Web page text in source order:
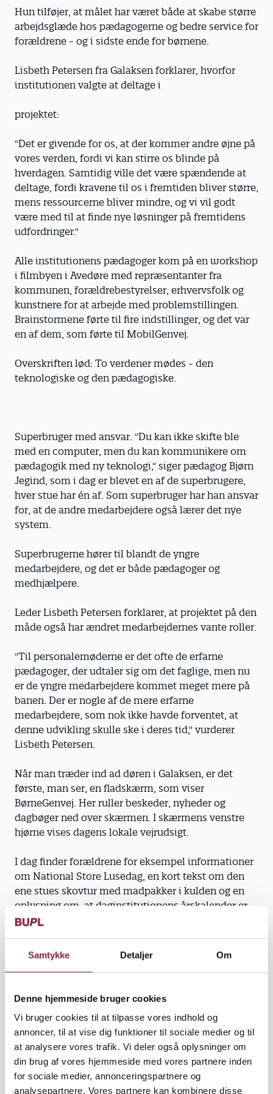
Samtykke Detaljer Om
Denne hjemmeside bruger cookies
Vi bruger cookies til at tilpasse vores indhold og
annoncer, til at vise dig funktioner til sociale medier og til
at analysere vores trafik. Vi deler også oplysninger om
din brug af vores hjemmeside med vores partnere inden
for sociale medier, annonceringspartnere og
analysepartnere. Vores partnere kan kombinere disse
Hun tilføjer, at målet har været både at skabe større
arbejdsglæde hos pædagogerne og bedre service for
forældrene - og i sidste ende for ­børnene.
Lisbeth Petersen fra Galaksen forklarer, hvorfor
institutionen valgte at deltage i
pro­jektet:
"Det er givende for os, at der kommer andre øjne på
vores verden, fordi vi kan stirre os blinde på
hverdagen. Samtidig ville det være spændende at
deltage, fordi kravene til os i fremtiden bliver større,
mens ressourcerne bliver mindre, og vi vil godt
være med til at finde nye løsninger på fremtidens
udfordringer."
Alle institutionens pædagoger kom på en workshop
i filmbyen i Avedøre med repræsentanter fra
kommunen, forældrebestyrelser, erhvervsfolk og
kunstnere for at arbejde med problemstillingen.
Brainstormene førte til fire indstillinger, og det var
en af dem, som førte til MobilGenvej.
Overskriften lød: To verdener mødes - den
teknologiske og den pædagogiske.
Superbruger med ansvar. "Du kan ikke skifte ble
med en computer, men du kan kommunikere om
pædagogik med ny teknologi," siger pædagog Bjørn
Jegind, som i dag er blevet en af de superbrugere,
hver stue har én af. Som superbruger har han ansvar
for, at de andre medarbejdere også lærer det nye
system.
Superbrugerne hører til blandt de yngre
medarbejdere, og det er både pædagoger og
medhjælpere.
Leder Lisbeth Petersen forklarer, at projektet på den
måde også har ændret medarbejdernes vante roller.
"Til personalemøderne er det ofte de erfarne
pædagoger, der udtaler sig om det faglige, men nu
er de yngre medarbejdere kommet meget mere på
banen. Der er nogle af de mere erfarne
medarbejdere, som nok ikke havde forventet, at
denne udvikling skulle ske i deres tid," vurderer
Lisbeth Petersen.
Når man træder ind ad døren i Galaksen, er det
første, man ser, en fladskærm, som viser
BørneGenvej. Her ruller beskeder, nyheder og
dagbøger ned over skærmen. I skærmens venstre
hjørne vises dagens lokale vejrudsigt.
I dag finder forældrene for eksempel informationer
om National Store Lusedag, en kort tekst om den
ene stues skovtur med madpakker i kulden og en
oplysning om, at daginstitutionens årskalender er
færdig. Om eftermiddagen er teksterne ofte
Galaksen.
haft tid til at tjekke intranettet på deres egen
følge med. Det betyder samtidig, at ansvaret for at
følge med er givet videre til forældrene. Alle vigtige
beskeder ligger på BørneGenvej, og derfor er det nu
slut med at hive fat i forældrene om morgenen i
garderoben for at give dem en mundtlig besked